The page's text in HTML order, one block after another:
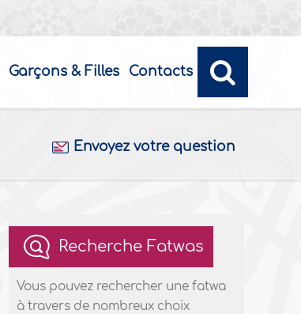
Garçons & Filles Contacts
Envoyez votre question
Recherche Fatwas
Vous pouvez rechercher une fatwa
à travers de nombreux choix